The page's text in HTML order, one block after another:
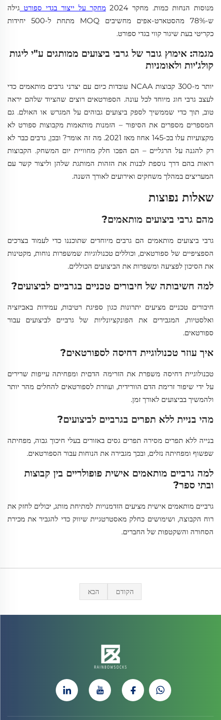
מנוסות הנחות כמות. מחקר 2024
מחקר על ייצור בגדי ספורט גילה
ש-78% מהסטארט-אפים מחשיבים MOQ מתחת ל-500 יחידות
כקריטי בעת שיגור קווי בגדי ספורט.
מגמה: אימוץ גובר של גרבי ביצועים ממותגים ע"י ליגות
קולג'יות ולאומניות
יותר מ-300 קבוצות NCAA עובדות כיום עם יצרני גרבים מותאמים כדי
לעצב גרבי חוג מיוחד לכל עונה. הספורטאים רוצים שהציוד שלהם יראה
טוב, תוך כדי שממשיך לספק ביצועים גבוהים על המגרש או האולם. גם
המספרים מספרים את הסיפור – הזמנות מותאמות מקבוצות ספורט לא
מקצועיות עלו בכ-145 אחוז מאז 2021. מה זה אומר? ובכן, גרבים כבר לא
רק להגנה על הרגליים – הם הפכו חלק מחוויית יום המשחק. הקבוצות
רואות בהם דרך נוספת לבנות את הזהות המותגת שלהן וליצור קשר עם
המעריצים במהלך משחקים ואירועים לאורך השנה.
שאלות נפוצות
מהם גרבי ביצועים מותאמים?
גרבי ביצועים מותאמים הם גרבים מיוחדים שתוכננו כדי לעמוד בצרכים
הספציפיים של ספורטאים, וכוללים טכנולוגיות שמשפרות נוחות, מקטינות
את הסיכון לפציעה ומשפרות את הביצועים הכוללים.
למה חשיבותה של חיבורים טכניים בגרביים לביצועים?
חיבורים טכניים מציעים יתרונות כגון ספיגת רטיבות, עמידות באביזציה
ואלסטיות, המגבירים את הפונקציונליות של גרביים לביצועים עבור
ספורטאים.
איך עוזר טכנולוגיית דחיסה לספורטאים?
טכנולוגיית דחיסה משפרת את הזרימה הדםית ומפחיתה עייפות שרירים
על ידי שיפור זרימת הדם הוורידית, ועוזרת לספורטאים להחלים מהר יותר
ולהמשיך בביצועים לאורך זמן.
מהי בניית ללא תפרים בגרביים לביצועים?
בנייה ללא תפרים מסירה תפרים גסים באזורים בעלי חיכוך גבוה, מפחיתה
שפשוף ומפחיתה נזלים, ובכך מגבירה את הנוחות עבור הספורטאים.
למה גרביים מותאמים אישית פופולריים בין קבוצות
ובתי ספר?
גרביים מותאמים אישית מציעים הזדמנויות למתיחת מותג, יכולים לחזק את
רוח הקבוצה, ושימושים כחלק מאסטרטגיית שיווק כדי להגביר את מכירת
הסחורה והשקטפות של החברים.
הקודם הבא